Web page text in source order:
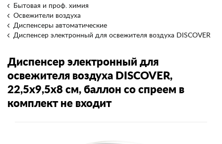
Бытовая и проф. химия
Освежители воздуха
Диспенсеры автоматические
Диспенсер электронный для освежителя воздуха DISCOVER
Диспенсер электронный для
освежителя воздуха DISCOVER,
22,5x9,5x8 см, баллон со спреем в
комплект не входит